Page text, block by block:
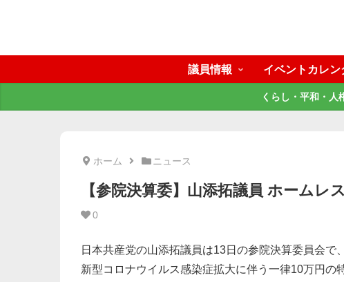
議員情報 イベントカレン
くらし・平和・人
ホーム ニュース
【参院決算委】山添拓議員 ホームレ
0
日本共産党の山添拓議員は13日の参院決算委員会で、
新型コロナウイルス感染症拡大に伴う一律10万円の